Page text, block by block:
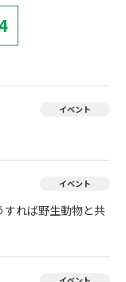
イベント
イベント
すれば野生動物と共